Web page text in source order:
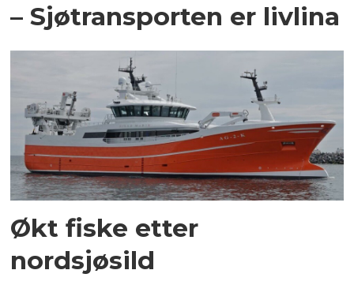
– Sjøtransporten er livlina
Økt fiske etter
nordsjøsild